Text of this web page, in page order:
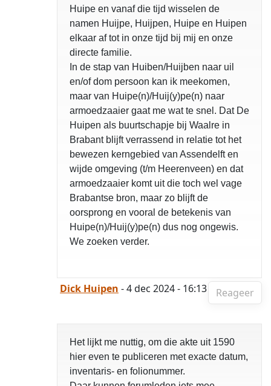
Huipe en vanaf die tijd wisselen de
namen Huijpe, Huijpen, Huipe en Huipen
elkaar af tot in onze tijd bij mij en onze
directe familie.
In de stap van Huiben/Huijben naar uil
en/of dom persoon kan ik meekomen,
maar van Huipe(n)/Huij(y)pe(n) naar
armoedzaaier gaat me wat te snel. Dat De
Huipen als buurtschapje bij Waalre in
Brabant blijft verrassend in relatie tot het
bewezen kerngebied van Assendelft en
wijde omgeving (t/m Heerenveen) en dat
armoedzaaier komt uit die toch wel vage
Brabantse bron, maar zo blijft de
oorsprong en vooral de betekenis van
Huipe(n)/Huij(y)pe(n) dus nog ongewis.
We zoeken verder.
Reageer
Dick Huipen - 4 dec 2024 - 16:13
Het lijkt me nuttig, om die akte uit 1590
hier even te publiceren met exacte datum,
inventaris- en folionummer.